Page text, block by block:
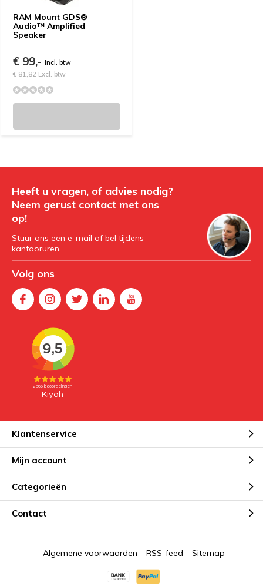
RAM Mount GDS®
Audio™ Amplified
Speaker
€ 99,- Incl. btw
€ 81,82 Excl. btw
Heeft u vragen, of advies nodig?
Neem gerust contact met ons
op!
Stuur ons een e-mail of bel tijdens
kantooruren.
Volg ons
Klantenservice
Mijn account
Categorieën
Contact
Algemene voorwaarden RSS-feed Sitemap